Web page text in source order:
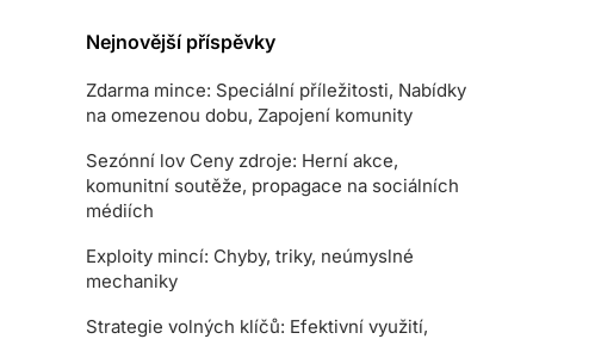
Nejnovější příspěvky
Zdarma mince: Speciální příležitosti, Nabídky
na omezenou dobu, Zapojení komunity
Sezónní lov Ceny zdroje: Herní akce,
komunitní soutěže, propagace na sociálních
médiích
Exploity mincí: Chyby, triky, neúmyslné
mechaniky
Strategie volných klíčů: Efektivní využití,